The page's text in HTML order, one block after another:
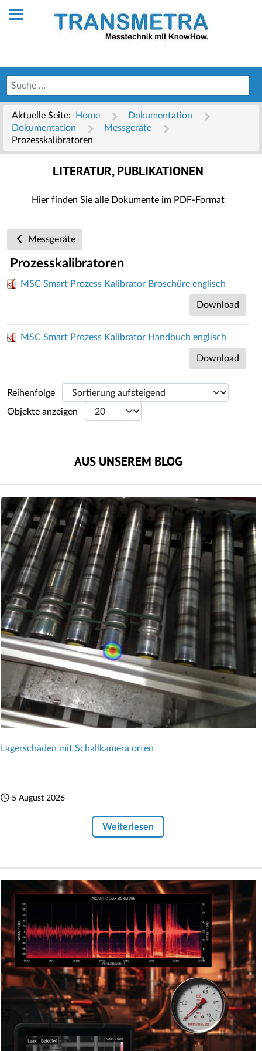
Aktuelle Seite: Home
Dokumentation
Dokumentation
Messgeräte
Prozesskalibratoren
LITERATUR, PUBLIKATIONEN
Hier finden Sie alle Dokumente im PDF-Format
Messgeräte
Prozesskalibratoren
MSC Smart Prozess Kalibrator Broschüre englisch
Download
MSC Smart Prozess Kalibrator Handbuch englisch
Download
Reihenfolge
Objekte anzeigen
AUS UNSEREM BLOG
Lagerschäden mit Schallkamera orten
5 August 2026
Weiterlesen